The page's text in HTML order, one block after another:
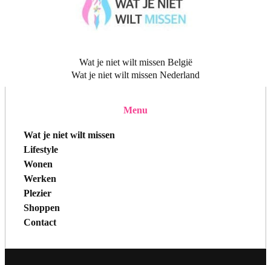
Wat je niet wilt missen België
Wat je niet wilt missen Nederland
Menu
Wat je niet wilt missen
Lifestyle
Wonen
Werken
Plezier
Shoppen
Contact